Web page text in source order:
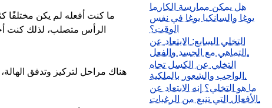
ما كنت أفعله لم يكن مختلفًا
الرأس متصلب، لذلك كنت
هناك مراحل لتركيز وتدفق
هل يمكن ممارسة الكارما
يوغا والسانكيا يوغا في نفس
الوقت؟
التخلي السابع: الابتعاد عن
التماهي مع الجسد والفعل.
التخلي عن الكسل تجاه
الواجب والشعور بالملكية.
ما هو التخلي؟ إنه الابتعاد عن
الأفعال التي تنبع من الرغبات.